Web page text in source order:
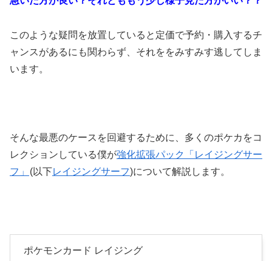
このような疑問を放置していると定価で予約・購入するチ
ャンスがあるにも関わらず、それををみすみす逃してしま
います。
そんな最悪のケースを回避するために、多くのポケカをコ
レクションしている僕が強化拡張パック「レイジングサー
フ」
(以下レイジングサーフ)について解説します。
ポケモンカード レイジング